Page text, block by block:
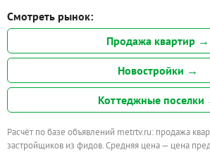
Смотреть рынок:
Продажа квартир →
Новостройки →
Коттеджные поселки
Расчёт по базе объявлений metrtv.ru: продажа
застройщиков из фидов. Средняя цена — цена